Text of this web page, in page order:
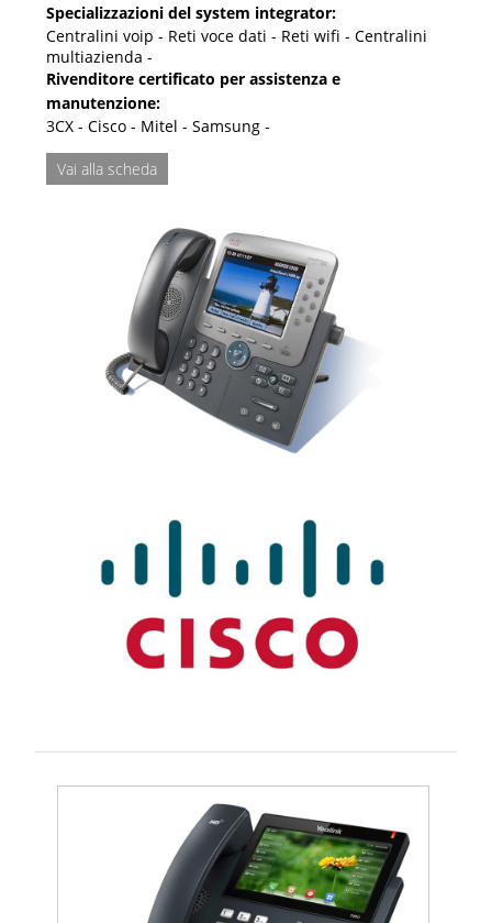
Specializzazioni del system integrator:
Centralini voip - Reti voce dati - Reti wifi - Centralini
multiazienda -
Rivenditore certificato per assistenza e
manutenzione:
3CX - Cisco - Mitel - Samsung -
Vai alla scheda